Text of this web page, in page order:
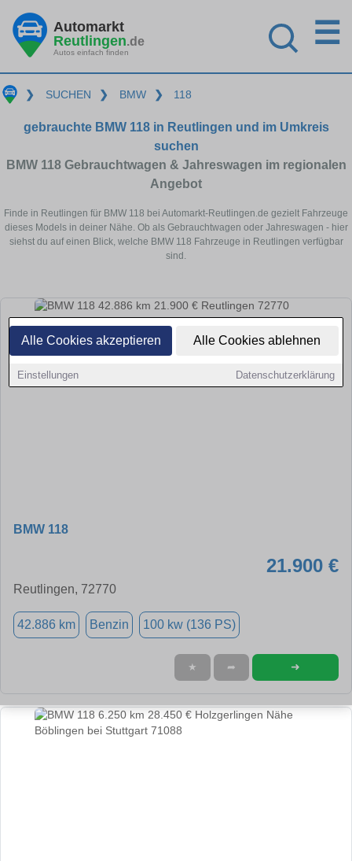
Alle Cookies akzeptieren Alle Cookies ablehnen
Einstellungen Datenschutzerklärung
Automarkt
Reutlingen.de
Autos einfach finden
☰
❯ SUCHEN ❯ BMW ❯ 118
gebrauchte BMW 118 in Reutlingen und im Umkreis
suchen
BMW 118 Gebrauchtwagen & Jahreswagen im regionalen
Angebot
Finde in Reutlingen für BMW 118 bei Automarkt-Reutlingen.de gezielt Fahrzeuge
dieses Models in deiner Nähe. Ob als Gebrauchtwagen oder Jahreswagen - hier
siehst du auf einen Blick, welche BMW 118 Fahrzeuge in Reutlingen verfügbar
sind.
BMW 118
21.900 €
Reutlingen, 72770
42.886 km Benzin 100 kw (136 PS)
★ ➦ ➜